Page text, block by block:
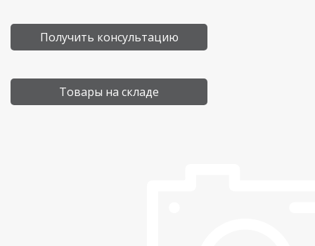
Получить консультацию
Товары на складе